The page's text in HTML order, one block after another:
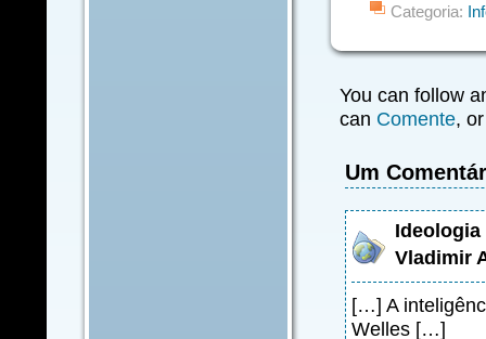
Categoria:
You can follow
can Comente,
Um
Vladimir
[…] A
Welles […]